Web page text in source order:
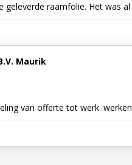
geleverde raamfolie. Het was
Maurik
van offerte tot werk.